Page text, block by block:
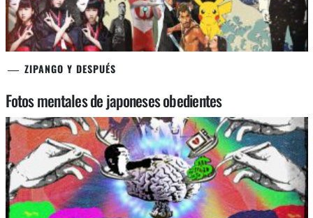
ZIPANGO Y DESPUÉS
Fotos mentales de japoneses obedientes